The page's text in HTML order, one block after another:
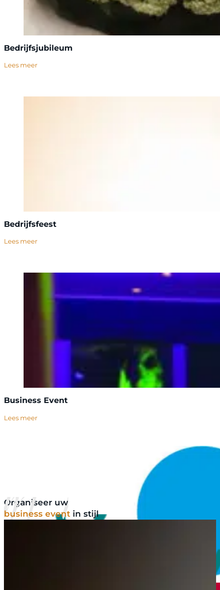
Bedrijfsjubileum
Lees meer
Bedrijfsfeest
Lees meer
Business Event
Lees meer
…
Organiseer uw